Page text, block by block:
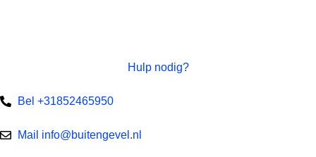
Hulp nodig?
Bel +31852465950
Mail info@buitengevel.nl